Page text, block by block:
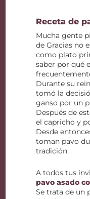
Receta de
Mucha gente
de Gracias no
como plato
saber por qué
Durante su
tomó la
ganso por un
Después de
el capricho y
Desde
toman pavo
tradición.
A todos tus
pavo asado
Se trata de un